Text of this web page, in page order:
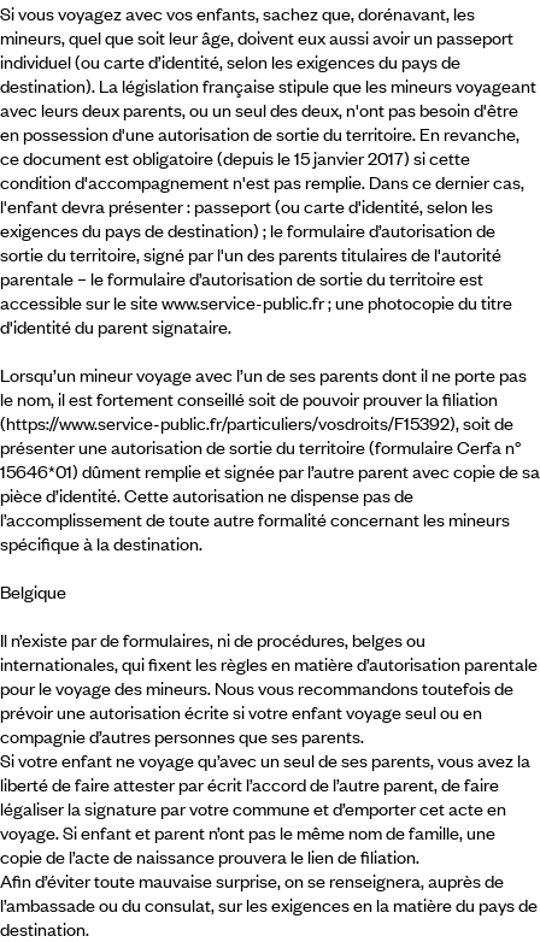
Si vous voyagez avec vos enfants, sachez que, dorénavant, les
mineurs, quel que soit leur âge, doivent eux aussi avoir un passeport
individuel (ou carte d’identité, selon les exigences du pays de
destination). La législation française stipule que les mineurs voyageant
avec leurs deux parents, ou un seul des deux, n'ont pas besoin d'être
en possession d'une autorisation de sortie du territoire. En revanche,
ce document est obligatoire (depuis le 15 janvier 2017) si cette
condition d'accompagnement n'est pas remplie. Dans ce dernier cas,
l'enfant devra présenter : passeport (ou carte d'identité, selon les
exigences du pays de destination) ; le formulaire d’autorisation de
sortie du territoire, signé par l'un des parents titulaires de l'autorité
parentale – le formulaire d’autorisation de sortie du territoire est
accessible sur le site www.service-public.fr ; une photocopie du titre
d'identité du parent signataire.
Lorsqu’un mineur voyage avec l’un de ses parents dont il ne porte pas
le nom, il est fortement conseillé soit de pouvoir prouver la filiation
(https://www.service-public.fr/particuliers/vosdroits/F15392), soit de
présenter une autorisation de sortie du territoire (formulaire Cerfa n°
15646*01) dûment remplie et signée par l’autre parent avec copie de sa
pièce d’identité. Cette autorisation ne dispense pas de
l’accomplissement de toute autre formalité concernant les mineurs
spécifique à la destination.
Belgique
Il n’existe par de formulaires, ni de procédures, belges ou
internationales, qui fixent les règles en matière d’autorisation parentale
pour le voyage des mineurs. Nous vous recommandons toutefois de
prévoir une autorisation écrite si votre enfant voyage seul ou en
compagnie d’autres personnes que ses parents.
Si votre enfant ne voyage qu’avec un seul de ses parents, vous avez la
liberté de faire attester par écrit l’accord de l’autre parent, de faire
légaliser la signature par votre commune et d’emporter cet acte en
voyage. Si enfant et parent n’ont pas le même nom de famille, une
copie de l’acte de naissance prouvera le lien de filiation.
Afin d’éviter toute mauvaise surprise, on se renseignera, auprès de
l’ambassade ou du consulat, sur les exigences en la matière du pays de
destination.